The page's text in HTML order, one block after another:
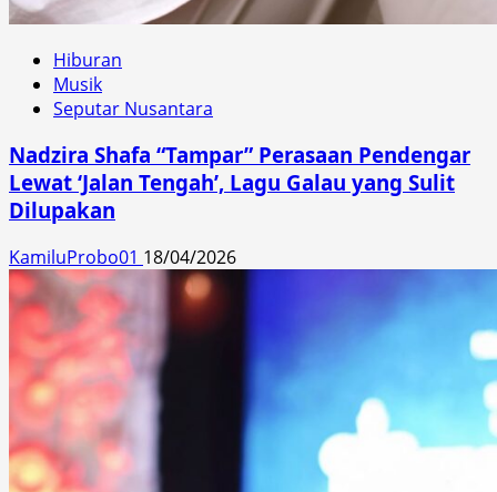
Hiburan
Musik
Seputar Nusantara
Nadzira Shafa “Tampar” Perasaan Pendengar
Lewat ‘Jalan Tengah’, Lagu Galau yang Sulit
Dilupakan
KamiluProbo01 18/04/2026